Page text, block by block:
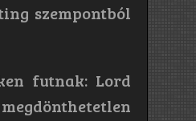
szempontból
futnak: Lord